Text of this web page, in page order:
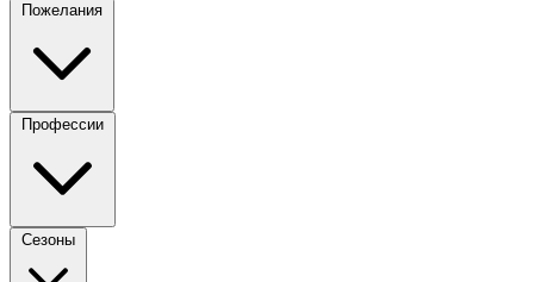
Пожелания
Профессии
Сезоны